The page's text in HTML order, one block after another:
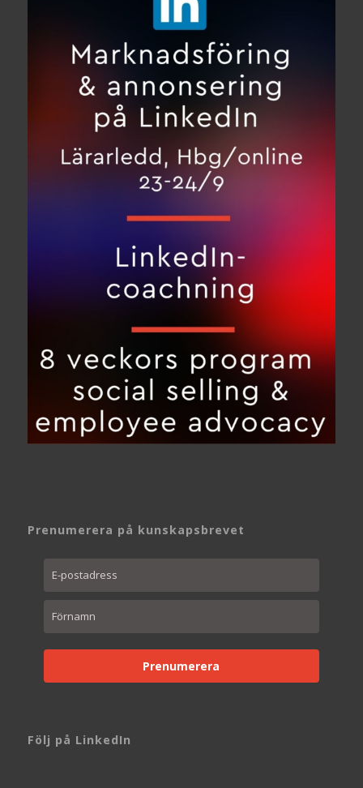
Prenumerera på kunskapsbrevet
Prenumerera
Följ på LinkedIn